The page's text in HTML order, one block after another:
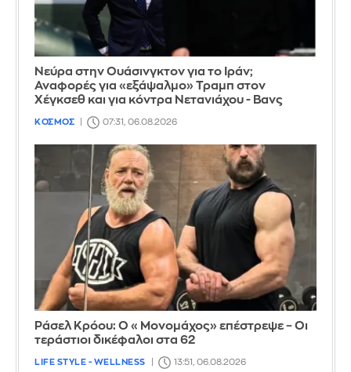
Νεύρα στην Ουάσινγκτον για το Ιράν;
Αναφορές για «εξάψαλμο» Τραμπ στον
Χέγκσεθ και για κόντρα Νετανιάχου - Βανς
ΚΟΣΜΟΣ 07:31, 06.08.2026
Ράσελ Κρόου: Ο «Μονομάχος» επέστρεψε – Οι
τεράστιοι δικέφαλοι στα 62
LIFE STYLE - WELLNESS 13:51, 06.08.2026